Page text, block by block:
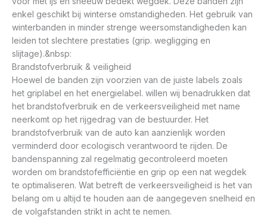
enkel geschikt bij winterse omstandigheden. Het gebruik van
winterbanden in minder strenge weersomstandigheden kan
leiden tot slechtere prestaties (grip. wegligging en
slijtage).&nbsp:
Brandstofverbruik & veiligheid
Hoewel de banden zijn voorzien van de juiste labels zoals
het griplabel en het energielabel. willen wij benadrukken dat
het brandstofverbruik en de verkeersveiligheid met name
neerkomt op het rijgedrag van de bestuurder. Het
brandstofverbruik van de auto kan aanzienlijk worden
verminderd door ecologisch verantwoord te rijden. De
bandenspanning zal regelmatig gecontroleerd moeten
worden om brandstofefficiëntie en grip op een nat wegdek
te optimaliseren. Wat betreft de verkeersveiligheid is het van
belang om u altijd te houden aan de aangegeven snelheid en
de volgafstanden strikt in acht te nemen.